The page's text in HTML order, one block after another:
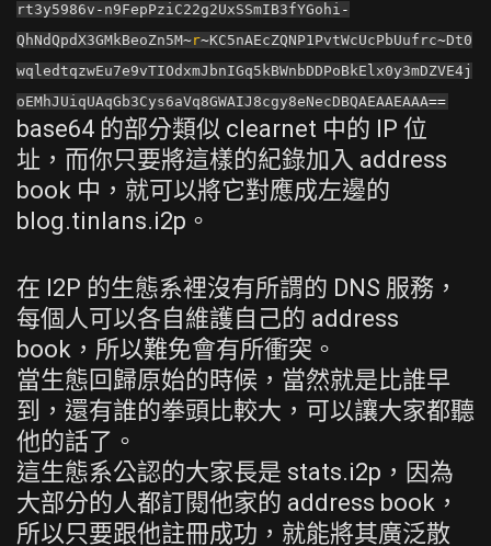
rt3y5986v - n9FepPziC22g2UxSSmIB3fYGohi -
QhNdQpdX3GMkBeoZn5M~r~KC5nAEcZQNP1PvtWcUcPbUufrc~Dt0
wqledtqzwEu7e9vTIOdxmJbnIGq5kBWnbDDPoBkElx0y3mDZVE4j
oEMhJUiqUAqGb3Cys6aVq8GWAIJ8cgy8eNecDBQAEAAEAAA==
base64 的部分類似 clearnet 中的 IP 位
址，而你只要將這樣的紀錄加入 address
book 中，就可以將它對應成左邊的
blog.tinlans.i2p。
在 I2P 的生態系裡沒有所謂的 DNS 服務，
每個人可以各自維護自己的 address
book，所以難免會有所衝突。
當生態回歸原始的時候，當然就是比誰早
到，還有誰的拳頭比較大，可以讓大家都聽
他的話了。
這生態系公認的大家長是 stats.i2p，因為
大部分的人都訂閱他家的 address book，
所以只要跟他註冊成功，就能將其廣泛散